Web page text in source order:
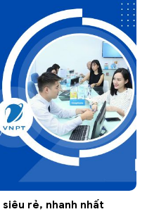
siêu rẻ, nhanh nhất